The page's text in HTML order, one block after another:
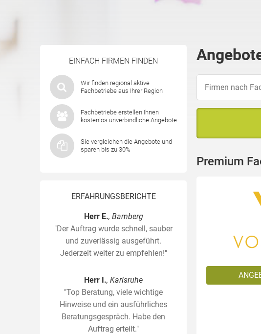
EINFACH FIRMEN FINDEN
Wir finden regional aktive
Fachbetriebe aus Ihrer Region
Fachbetriebe erstellen Ihnen
kostenlos unverbindliche Angebote
Sie vergleichen die Angebote und
sparen bis zu 30%
ERFAHRUNGSBERICHTE
Herr E., Bamberg
"Der Auftrag wurde schnell, sauber
und zuverlässig ausgeführt.
Jederzeit weiter zu empfehlen!"
Herr I., Karlsruhe
"Top Beratung, viele wichtige
Hinweise und ein ausführliches
Beratungsgespräch. Habe den
Auftrag erteilt."
Premium